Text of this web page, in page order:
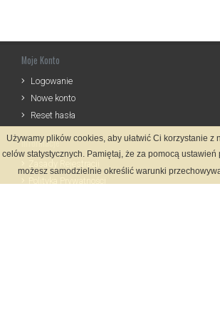
Moje Konto
Logowanie
Nowe konto
Reset hasła
Informacje
Używamy plików cookies, aby ułatwić Ci korzystanie z
celów statystycznych. Pamiętaj, że za pomocą
możesz samodzielnie określić warunki